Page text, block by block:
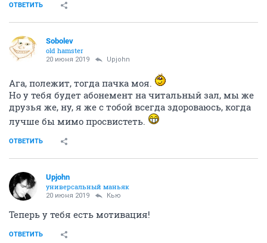
ОТВЕТИТЬ
Sobolev
old hamster
20 июня 2019 Upjohn
Ага, полежит, тогда пачка моя.
Но у тебя будет абонемент на читальный зал, мы же
друзья же, ну, я же с тобой всегда здороваюсь, когда
лучше бы мимо просвистеть.
ОТВЕТИТЬ
Upjohn
универсальный маньяк
20 июня 2019 Кью
Теперь у тебя есть мотивация!
ОТВЕТИТЬ